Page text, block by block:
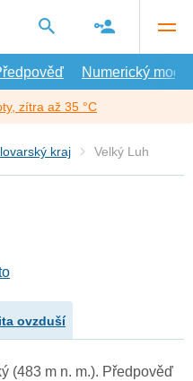
Numerický model
zítra až 35 °C
kraj Velký Luh
ovzduší
(483 m n. m.). Předpověď